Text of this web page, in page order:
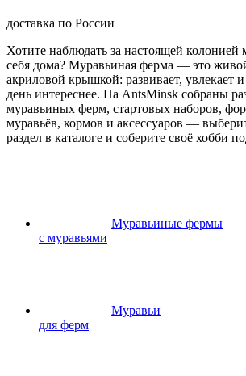
доставка по России
Хотите наблюдать за настоящей колонией
себя дома? Муравьиная ферма — это
акриловой крышкой: развивает, увлекает
день интереснее. На AntsMinsk собраны
муравьиных ферм, стартовых наборов,
муравьёв, кормов и аксессуаров —
раздел в каталоге и соберите своё хобби
Муравьиные фермы
с муравьями
Муравьи
для ферм